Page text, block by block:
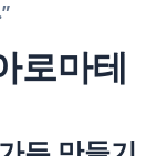
로마테